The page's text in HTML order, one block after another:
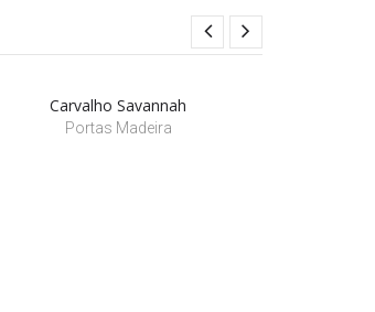
Carvalho Savannah
Portas Madeira